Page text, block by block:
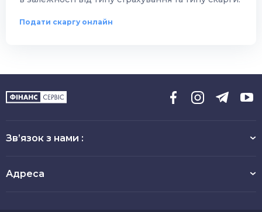
Подати скаргу онлайн
Зв’язок з нами :
Адреса